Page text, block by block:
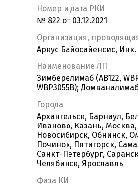
Номер и дата РКИ
№ 822 от 03.12.2021
Организация,
Аркус Байосайенсис, Инк.
Наименование ЛП
Зимберелимаб (AB122,
WBP3055B);
Города
Архангельск, Барнаул,
Иваново, Казань, Москва,
Новосибирск, Обнинск,
Починок, Пятигорск,
Санкт-Петербург,
Челябинск, Ярославль
Фаза КИ